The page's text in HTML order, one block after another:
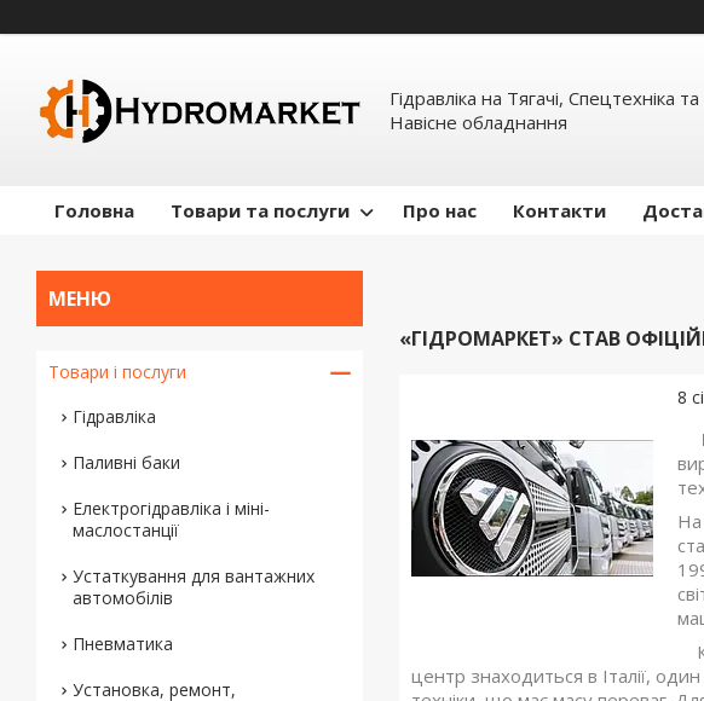
Гідравліка на Тягачі, Спецтехніка та
Навісне обладнання
Головна Товари та послуги Про нас Контакти
«ГІДРОМАРКЕТ» СТАВ
8
На
центр знаходиться в Італії,
Товари і послуги
Гідравліка
Паливні баки
Електрогідравліка і міні-
маслостанції
Устаткування для вантажних
автомобілів
Пневматика
Установка, ремонт,